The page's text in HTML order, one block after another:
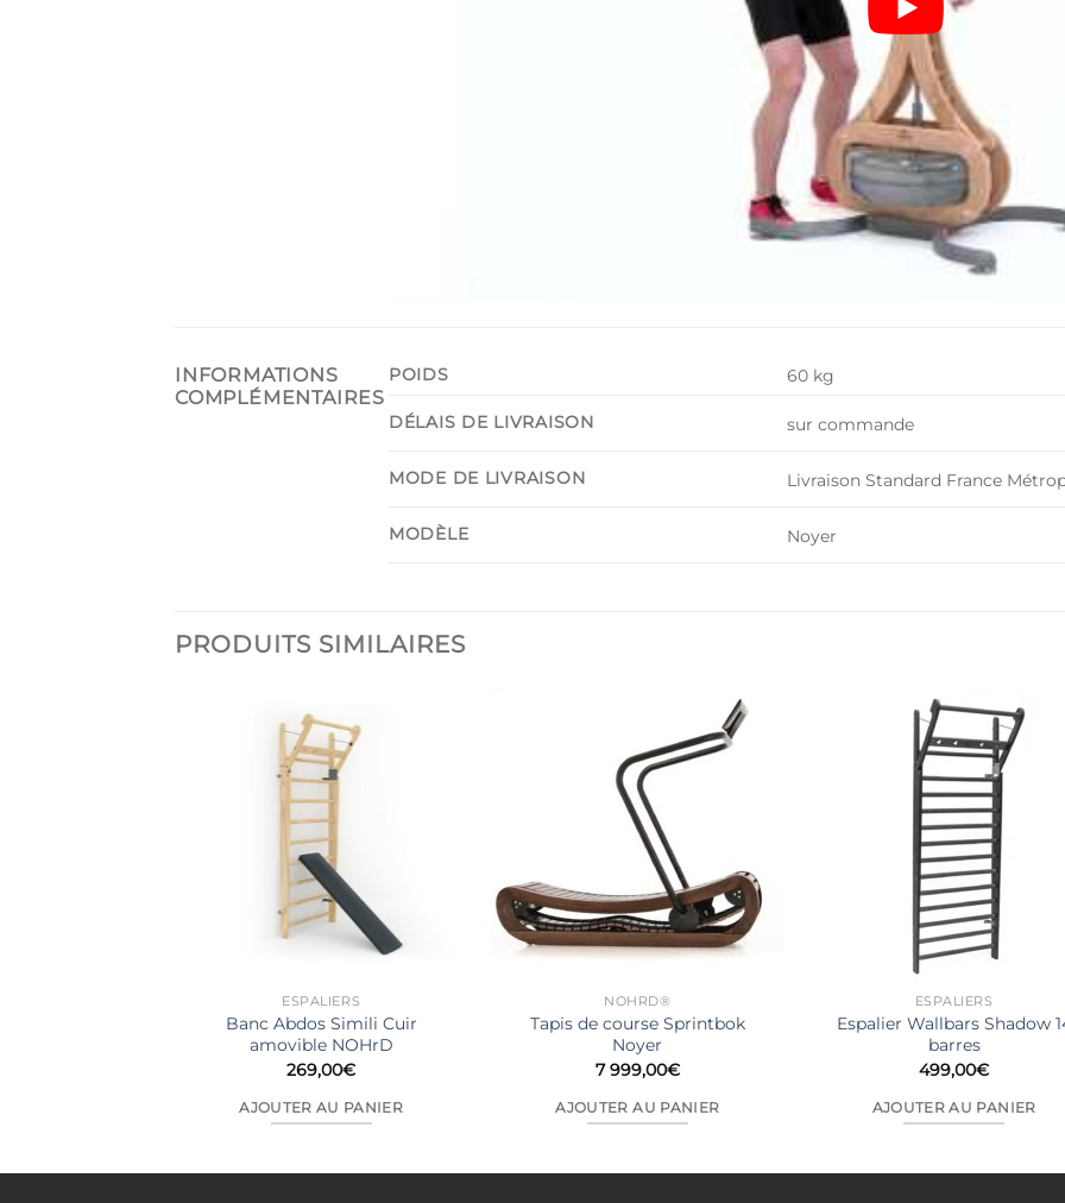
INFORMATIONS
COMPLÉMENTAIRES
POIDS 60 kg
DÉLAIS DE LIVRAISON sur commande
MODE DE LIVRAISON Livraison Standard France
MODÈLE Noyer
PRODUITS SIMILAIRES
ESPALIERS
Banc Abdos Simili Cuir
amovible NOHrD
269,00€
AJOUTER AU PANIER
NOHRD®
Tapis de course Sprintbok
Noyer
7 999,00€
AJOUTER AU PANIER
ESPALIERS
Espalier Wallbars Shadow
barres
499,00€
AJOUTER AU PANIER